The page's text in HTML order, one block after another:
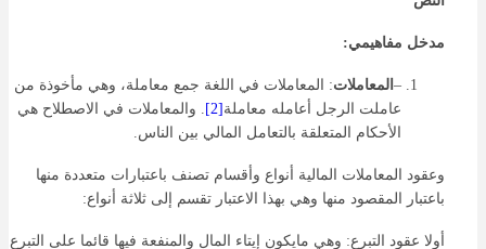
مدخل مفاهيمي:
– المعاملات: المعاملات في اللغة جمع معاملة، وهي مأخوذة من
عاملت الرجل أعامله معاملة [2]
. والمعاملات في الاصطلاح هي
الأحكام المتعلقة بالتعامل المالي بين الناس.
وعقود المعاملات المالية أنواع وأقسام تصنف باعتبارات متعددة منها
باعتبار المقصود منها وهي بهذا الاعتبار تقسم إلى ثلاثة أنواع:
أولا عقود التبرع: وهي مايكون إيتاء المال والمنفعة فيها قائما على التبرع